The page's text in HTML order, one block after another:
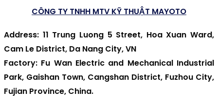
CÔNG TY TNHH MTV KỸ THUẬT MAYOTO
Address: 11 Trung Luong 5 Street, Hoa Xuan Ward,
Cam Le District, Da Nang City, VN
Factory: Fu Wan Electric and Mechanical Industrial
Park, Gaishan Town, Cangshan District, Fuzhou City,
Fujian Province, China.